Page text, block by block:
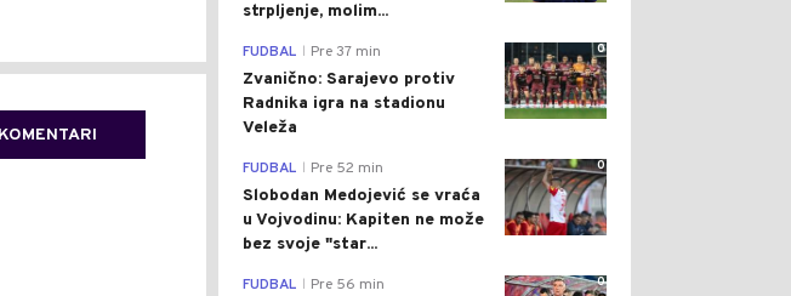
strpljenje, molim...
0
FUDBAL Pre 37 min
Zvanično: Sarajevo protiv
Radnika igra na stadionu
Veleža
0
FUDBAL Pre 52 min
Slobodan Medojević se vraća
u Vojvodinu: Kapiten ne može
bez svoje "star...
0
FUDBAL Pre 56 min